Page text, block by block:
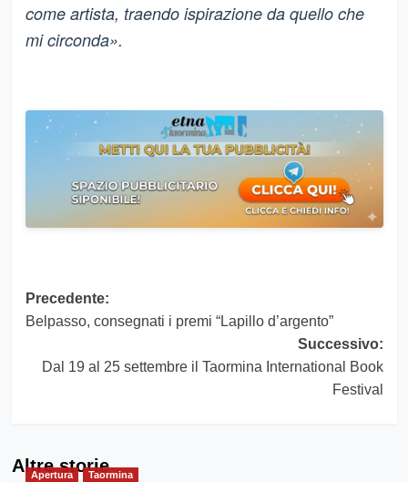
come artista, traendo ispirazione da quello che
mi circonda».
Navigazione
articolo
Precedente:
Belpasso, consegnati i premi “Lapillo d’argento”
Successivo:
Dal 19 al 25 settembre il Taormina International Book
Festival
Altre storie
Apertura Taormina